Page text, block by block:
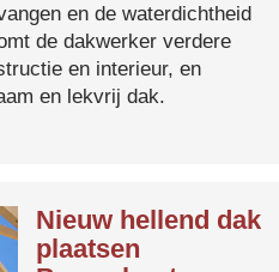
en de waterdichtheid
de dakwerker verdere
en interieur, en
en lekvrij dak.
Nieuw hellend dak
plaatsen